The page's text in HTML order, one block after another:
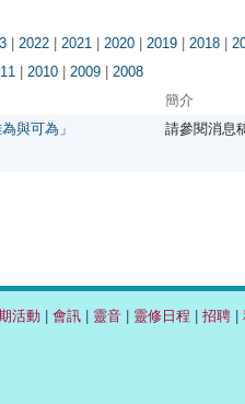
| 2022 | 2021 | 2020 | 2019 | 2018 |
| 2010 | 2009 | 2008
簡介
與可為」 請參閱消
活動 | 會訊 | 靈音 | 靈修日程 | 招聘 |